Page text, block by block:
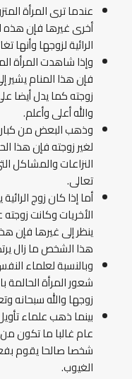
عندما ترى المرأة
أخرى غيرها فإن هذه
الرائية لزوجها وأنها
وإذا شاهدت المرأة
فإن هذا المنام يشير
زوجته كما يدل أيضا
والله أعلى وأعلم.
وذهب البعض من كبار
لغير زوجته فإن هذا
النزاعات والمشاكل
تعالى.
أما إذا كان زوج
الأخريات وكانت
ينظر إلى غيرها فإن
هذا الشخص ما زال
وبالنسبة لعلماء
شعور المرأة
زوجها والله سبحانه
بينما ذهب علماء
عام غالبا ما تكون
شخصا صالحا يقوم
الغيوب.